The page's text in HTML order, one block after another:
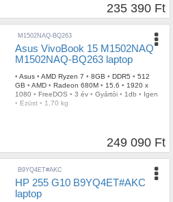
235 390 Ft
M1502NAQ-BQ263
Asus VivoBook 15 M1502NAQ
M1502NAQ-BQ263 laptop
• Asus • AMD Ryzen 7 • 8GB • DDR5 • 512
GB • AMD • Radeon 680M • 15.6 • 1920 x
1080 • FreeDOS • 3 év • Gyártói • 1db • Igen
• Ezüst • 1,70 kg
249 090 Ft
B9YQ4ET#AKC
HP 255 G10 B9YQ4ET#AKC
laptop